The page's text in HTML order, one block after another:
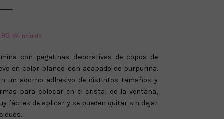
IVA Incluido
con pegatinas decorativas de copos de
en color blanco con acabado de purpurina.
un adorno adhesivo de distintos tamaños y
para colocar en el cristal de la ventana,
fáciles de aplicar y se pueden quitar sin dejar